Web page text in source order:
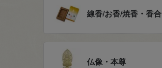
線香/お香/焼香・香合
仏像・本尊